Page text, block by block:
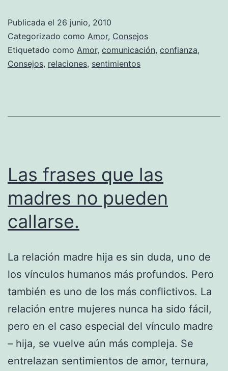
amo,
Publicada el 26 junio, 2010
Categorizado como Amor, Consejos
Etiquetado como Amor, comunicación, confianza,
Consejos, relaciones, sentimientos
Las frases que las
madres no pueden
callarse.
La relación madre hija es sin duda, uno de
los vínculos humanos más profundos. Pero
también es uno de los más conflictivos. La
relación entre mujeres nunca ha sido fácil,
pero en el caso especial del vínculo madre
– hija, se vuelve aún más compleja. Se
entrelazan sentimientos de amor, ternura,